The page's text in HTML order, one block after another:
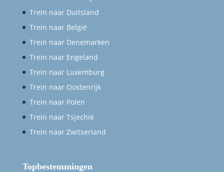
Trein naar Duitsland
Trein naar België
Trein naar Denemarken
Trein naar Engeland
Trein naar Luxemburg
Trein naar Oostenrijk
Trein naar Polen
Trein naar Tsjechië
Trein naar Zwitserland
Topbestemmingen